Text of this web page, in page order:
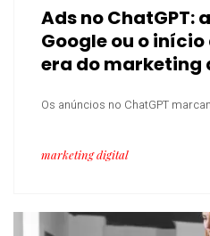
Ads no ChatGPT:
Google ou o
era do marketing
Os anúncios no ChatGPT
marketing digital